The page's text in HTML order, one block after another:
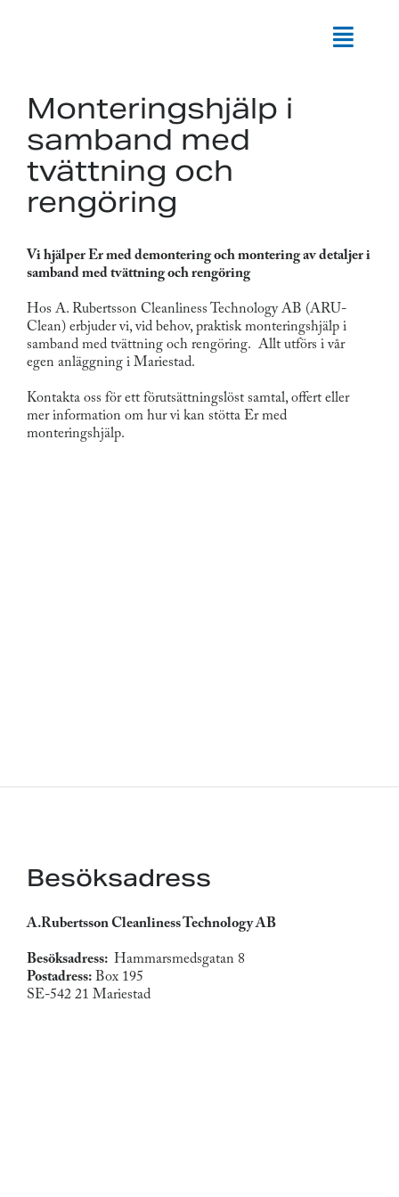
Monteringshjälp i
samband med
tvättning och
rengöring
Vi hjälper Er med demontering och montering av detaljer i
samband med tvättning och rengöring
Hos A. Rubertsson Cleanliness Technology AB (ARU-
Clean) erbjuder vi, vid behov, praktisk monteringshjälp i
samband med tvättning och rengöring. Allt utförs i vår
egen anläggning i Mariestad.
Kontakta oss för ett förutsättningslöst samtal, offert eller
mer information om hur vi kan stötta Er med
monteringshjälp.
Besöksadress
A.Rubertsson Cleanliness Technology AB
Besöksadress: Hammarsmedsgatan 8
Postadress:Box 195
SE-542 21 Mariestad